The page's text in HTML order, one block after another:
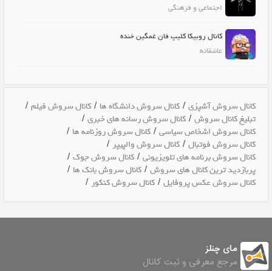
اجتماعی و فرهنگی
کانال روبیکا کلیپ فان غمگین خنده
عاشقانه
کانال سروش آشپزی /کانال سروش دانشگاه ها /کانال سروش فیلم /
تبلیغ کانال سروش /کانال سروش رسانه های خبری /
کانال سروش اشخاص سیاسی /کانال سروش روزنامه ها /
کانال سروش فوتبال /کانال سروش والپیپر /
کانال سروش برنامه های تلویزیونی /کانال سروش جوک /
پربازدید ترین کانال های سروش /کانال سروش بانک ها /
کانال سروش عکس پروفایل /کانال سروش کنکور /
مای چنلز
مرجع معرفی و ثبت کانال